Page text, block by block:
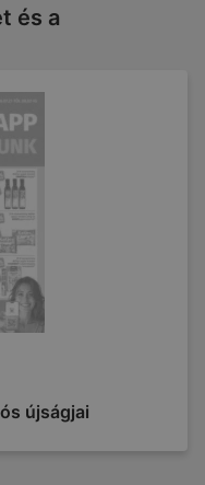
és a
újságjai